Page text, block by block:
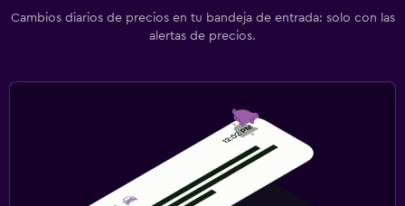
Cambios diarios de precios en tu bandeja de entrada: solo con las
alertas de precios.